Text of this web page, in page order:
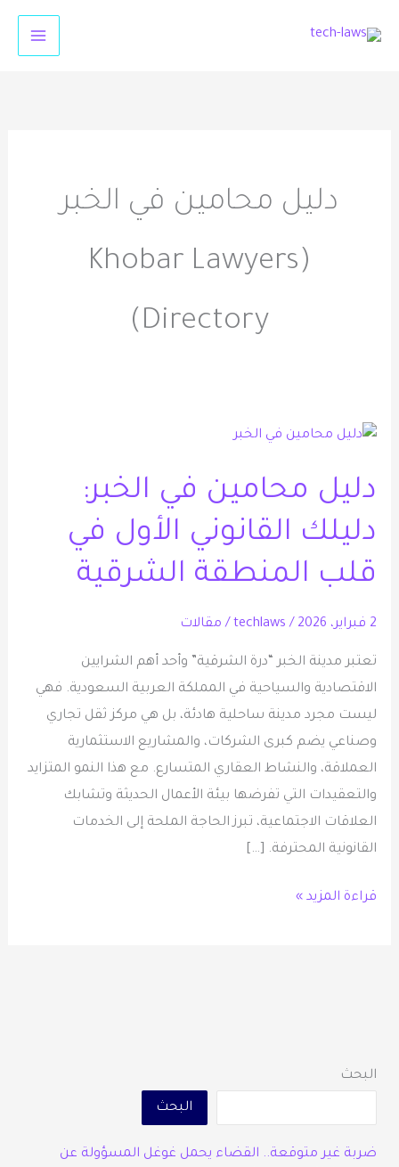
دليل محامين في الخبر
(Khobar Lawyers
Directory)
دليل محامين في الخبر:
دليلك القانوني الأول في
قلب المنطقة الشرقية
2 فبراير، 2026 /
techlaws
/ مقالات
تعتبر مدينة الخبر “درة الشرقية” وأحد أهم الشرايين
الاقتصادية والسياحية في المملكة العربية السعودية. فهي
ليست مجرد مدينة ساحلية هادئة، بل هي مركز ثقل تجاري
وصناعي يضم كبرى الشركات، والمشاريع الاستثمارية
العملاقة، والنشاط العقاري المتسارع. مع هذا النمو المتزايد
والتعقيدات التي تفرضها بيئة الأعمال الحديثة وتشابك
العلاقات الاجتماعية، تبرز الحاجة الملحة إلى الخدمات
القانونية المحترفة. […]
دليل
في
دليلك
القانوني
في
قراءة المزيد »
البحث
البحث
ضربة غير متوقعة.. القضاء يحمل غوغل المسؤولة عن